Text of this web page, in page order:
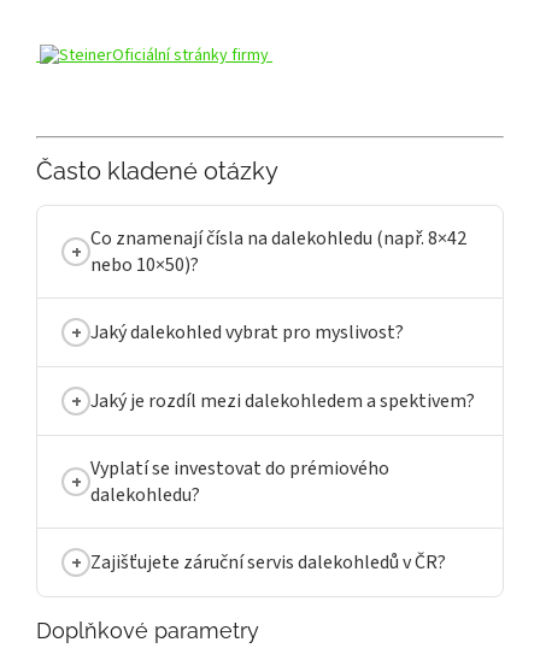
Oficiální stránky firmy
Často kladené otázky
Co znamenají čísla na dalekohledu (např. 8×42
nebo 10×50)?
Jaký dalekohled vybrat pro myslivost?
Jaký je rozdíl mezi dalekohledem a spektivem?
Vyplatí se investovat do prémiového
dalekohledu?
Zajišťujete záruční servis dalekohledů v ČR?
Doplňkové parametry